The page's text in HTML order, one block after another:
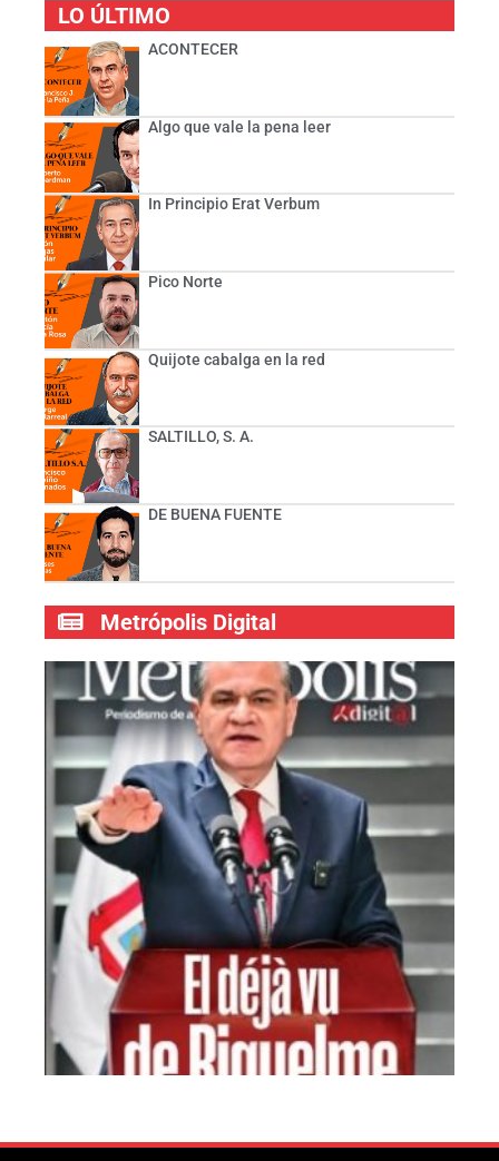
LO ÚLTIMO
ACONTECER
Algo que vale la pena leer
In Principio Erat Verbum
Pico Norte
Quijote cabalga en la red
SALTILLO, S. A.
DE BUENA FUENTE
Metrópolis Digital